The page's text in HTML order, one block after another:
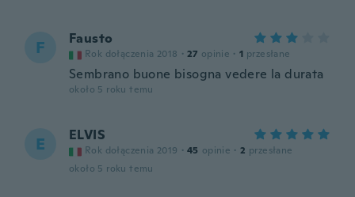
F Fausto
Rok dołączenia 2018 · 27 opinie · 1 przesłane
Sembrano buone bisogna vedere la durata
około 5 roku temu
E ELVIS
Rok dołączenia 2019 · 45 opinie · 2 przesłane
około 5 roku temu